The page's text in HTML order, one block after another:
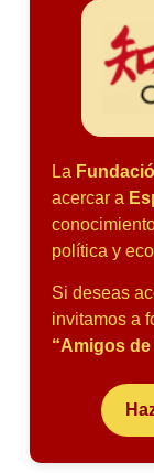
La
acercar a
política y
Si deseas
invitamos a
“Amigos